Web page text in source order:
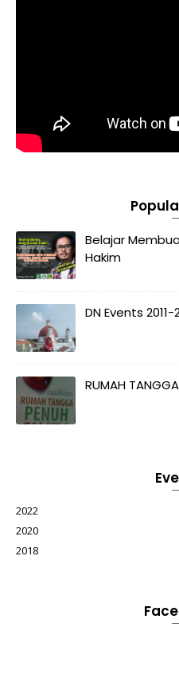
Belajar
Hakim
DN Events 2011-
RUMAH
2022
2020
2018